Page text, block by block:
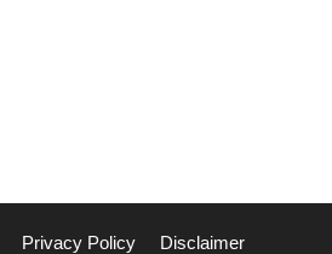
Privacy Policy Disclaimer